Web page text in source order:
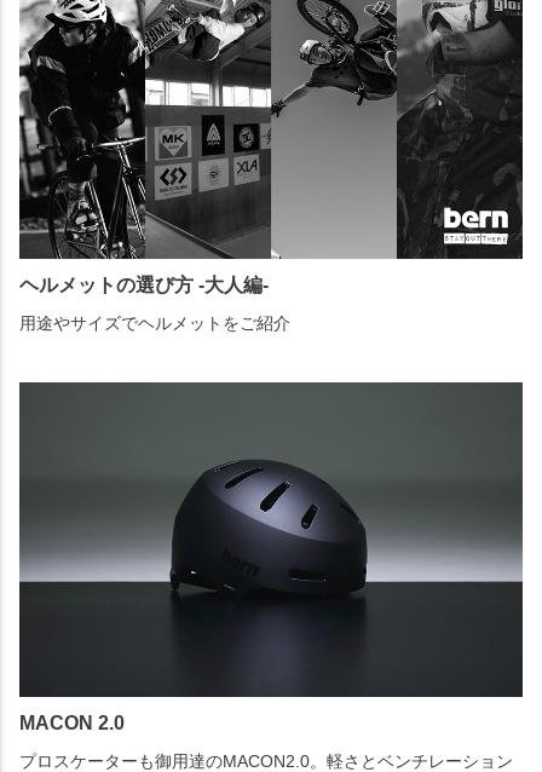
ヘルメットの選び方 -大人編-
用途やサイズでヘルメットをご紹介
MACON 2.0
プロスケーターも御用達のMACON2.0。軽さとベンチレーション